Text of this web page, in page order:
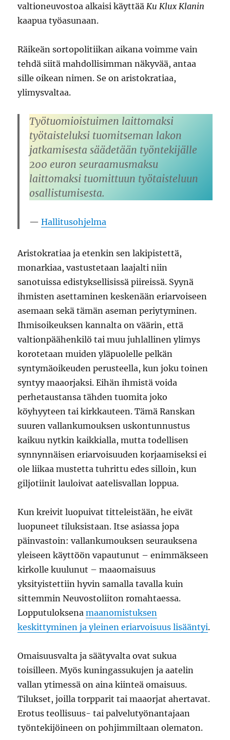
valtioneuvostoa alkaisi käyttää Ku Klux Klanin
kaapua työasunaan.
Räikeän sortopolitiikan aikana voimme vain
tehdä siitä mahdollisimman näkyvää, antaa
sille oikean nimen. Se on aristokratiaa,
ylimysvaltaa.
Työtuomioistuimen laittomaksi
työtaisteluksi tuomitseman lakon
jatkamisesta säädetään työntekijälle
200 euron seuraamusmaksu
laittomaksi tuomittuun työtaisteluun
osallistumisesta.
Hallitusohjelma
Aristokratiaa ja etenkin sen lakipistettä,
monarkiaa, vastustetaan laajalti niin
sanotuissa edistyksellisissä piireissä. Syynä
ihmisten asettaminen keskenään eriarvoiseen
asemaan sekä tämän aseman periytyminen.
Ihmisoikeuksen kannalta on väärin, että
valtionpäähenkilö tai muu juhlallinen ylimys
korotetaan muiden yläpuolelle pelkän
syntymäoikeuden perusteella, kun joku toinen
syntyy maaorjaksi. Eihän ihmistä voida
perhetaustansa tähden tuomita joko
köyhyyteen tai kirkkauteen. Tämä Ranskan
suuren vallankumouksen uskontunnustus
kaikuu nytkin kaikkialla, mutta todellisen
synnynnäisen eriarvoisuuden korjaamiseksi ei
ole liikaa mustetta tuhrittu edes silloin, kun
giljotiinit lauloivat aatelisvallan loppua.
Kun kreivit luopuivat titteleistään, he eivät
luopuneet tiluksistaan. Itse asiassa jopa
päinvastoin: vallankumouksen seurauksena
yleiseen käyttöön vapautunut – enimmäkseen
kirkolle kuulunut – maaomaisuus
yksityistettiin hyvin samalla tavalla kuin
sittemmin Neuvostoliiton romahtaessa.
Lopputuloksenamaanomistuksen
keskittyminen ja yleinen eriarvoisuus lisääntyi.
Omaisuusvalta ja säätyvalta ovat sukua
toisilleen. Myös kuningassukujen ja aatelin
vallan ytimessä on aina kiinteä omaisuus.
Tilukset, joilla torpparit tai maaorjat ahertavat.
Erotus teollisuus- tai palvelutyönantajaan
työntekijöineen on pohjimmiltaan olematon.